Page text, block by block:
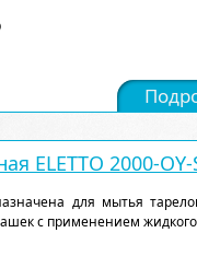
ELETTO 2000-OY-
для мытья
с применением